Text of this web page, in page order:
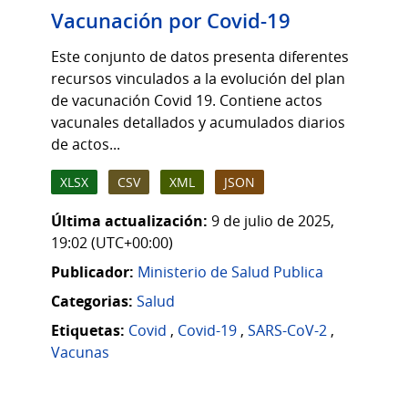
Vacunación por Covid-19
Este conjunto de datos presenta diferentes
recursos vinculados a la evolución del plan
de vacunación Covid 19. Contiene actos
vacunales detallados y acumulados diarios
de actos...
XLSX CSV XML JSON
Última actualización: 9 de julio de 2025,
19:02 (UTC+00:00)
Publicador: Ministerio de Salud Publica
Categorias: Salud
Etiquetas: Covid , Covid-19 , SARS-CoV-2 ,
Vacunas